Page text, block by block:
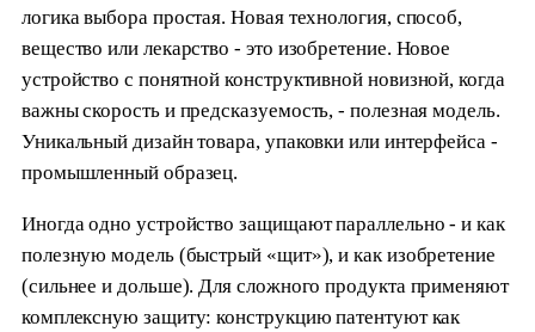
логика выбора простая. Новая технология, способ,
вещество или лекарство - это изобретение. Новое
устройство с понятной конструктивной новизной, когда
важны скорость и предсказуемость, - полезная модель.
Уникальный дизайн товара, упаковки или интерфейса -
промышленный образец.
Иногда одно устройство защищают параллельно - и как
полезную модель (быстрый «щит»), и как изобретение
(сильнее и дольше). Для сложного продукта применяют
комплексную защиту: конструкцию патентуют как